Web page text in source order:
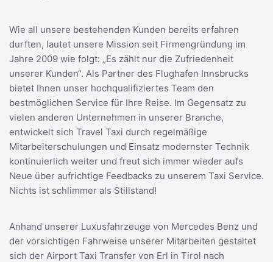
Wie all unsere bestehenden Kunden bereits erfahren
durften, lautet unsere Mission seit Firmengründung im
Jahre 2009 wie folgt: „Es zählt nur die Zufriedenheit
unserer Kunden“. Als Partner des Flughafen Innsbrucks
bietet Ihnen unser hochqualifiziertes Team den
bestmöglichen Service für Ihre Reise. Im Gegensatz zu
vielen anderen Unternehmen in unserer Branche,
entwickelt sich Travel Taxi durch regelmäßige
Mitarbeiterschulungen und Einsatz modernster Technik
kontinuierlich weiter und freut sich immer wieder aufs
Neue über aufrichtige Feedbacks zu unserem Taxi Service.
Nichts ist schlimmer als Stillstand!
Anhand unserer Luxusfahrzeuge von Mercedes Benz und
der vorsichtigen Fahrweise unserer Mitarbeiten gestaltet
sich der Airport Taxi Transfer von Erl in Tirol nach